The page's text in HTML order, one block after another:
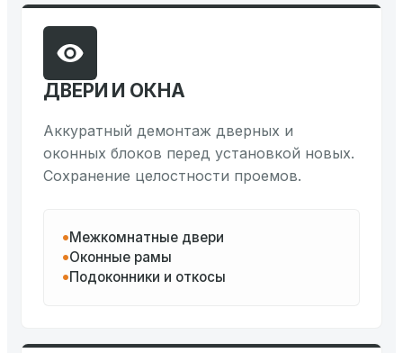
ДВЕРИ И ОКНА
Аккуратный демонтаж дверных и
оконных блоков перед установкой новых.
Сохранение целостности проемов.
Межкомнатные двери
Оконные рамы
Подоконники и откосы